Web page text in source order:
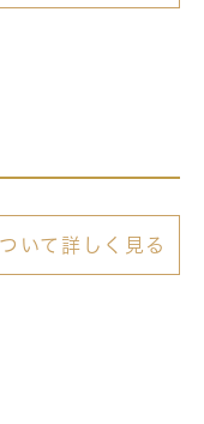
いて詳しく見る